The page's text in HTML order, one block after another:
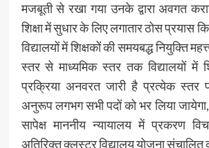
मजबूती से रखा गया उनके द्वारा अवगत
शिक्षा में सुधार के लिए लगातार ठोस प्रयास
विद्यालयों में शिक्षकों की समयबद्ध नियुक्ति
स्तर से माध्यमिक स्तर तक विद्यालयों में
प्रक्रिया अनवरत जारी है प्रत्येक स्तर
अनुरूप लगभग सभी पदों को भर लिया
सापेक्ष माननीय न्यायालय में प्रकरण
अतिरिक्त क्लस्टर विद्यालय योजना संचालित